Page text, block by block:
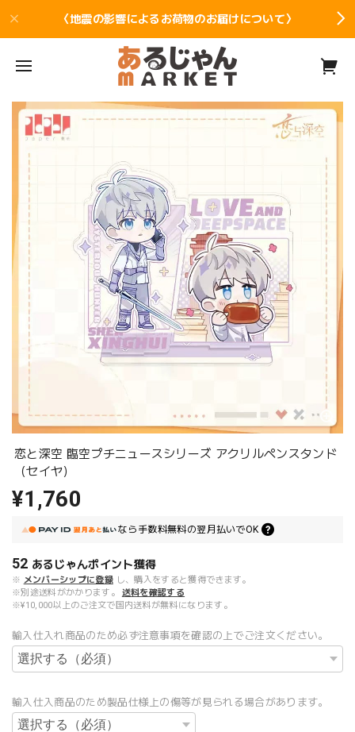
〈地震の影響によるお荷物のお届けについて〉
恋と深空 臨空プチニュースシリーズ アクリルペンスタンド
（セイヤ）
¥1,760
なら 手数料無料の翌月払いでOK
52 あるじゃんポイント獲得
※ メンバーシップに登録 し、購入をすると獲得できます。
※別途送料がかかります。
送料を確認する
※¥10,000以上のご注文で国内送料が無料になります。
輸入仕入れ商品のため必ず注意事項を確認の上でご注文ください。
輸入仕入商品のため製品仕様上の傷等が見られる場合があります。